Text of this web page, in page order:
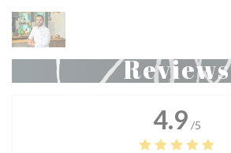
Personalizing your cookie choices
Reviews
4.9 /5